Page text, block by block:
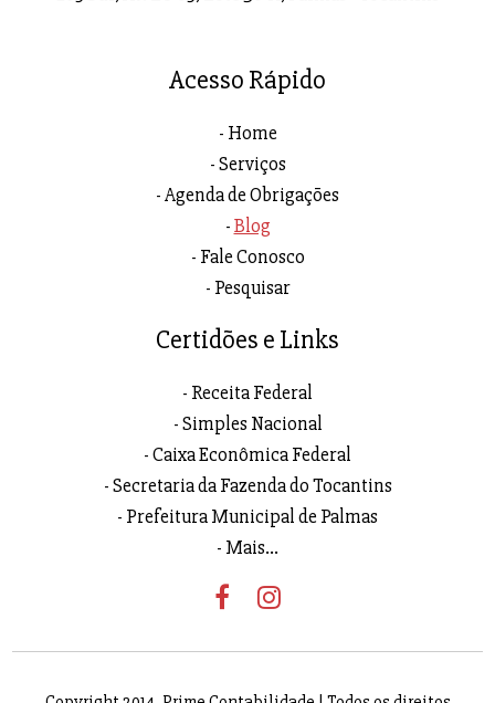
Acesso Rápido
Home
Serviços
Agenda de Obrigações
Blog
Fale Conosco
Pesquisar
Certidões e Links
Receita Federal
Simples Nacional
Caixa Econômica Federal
Secretaria da Fazenda do Tocantins
Prefeitura Municipal de Palmas
Mais...